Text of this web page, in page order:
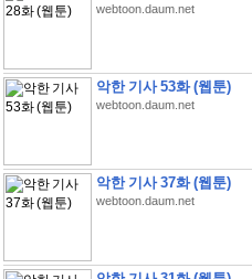
webtoon.daum.net
악한 기사 53화 (웹툰)
webtoon.daum.net
악한 기사 37화 (웹툰)
webtoon.daum.net